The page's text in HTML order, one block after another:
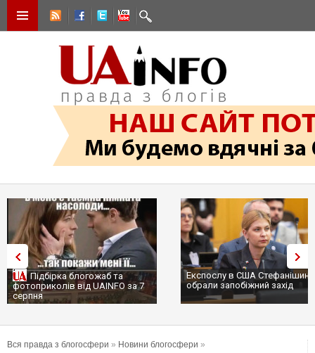
Підбірка блогожаб та
фотоприколів від UAINFO за 7
серпня
Експослу в США
обрали запобіжний захід
Вся правда з блогосфери » Новини блогосфери »